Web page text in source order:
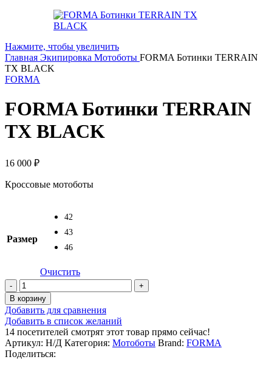
Нажмите, чтобы увеличить
Главная Экипировка Мотоботы FORMA Ботинки TERRAIN
TX BLACK
FORMA
FORMA Ботинки TERRAIN
TX BLACK
16 000 ₽
Кроссовые мотоботы
Размер
42
43
46
Очистить
Количество
товара
FORMA
Ботинки
TERRAIN
TX
BLACK
В корзину
Добавить для сравнения
Добавить в список желаний
14 посетителей смотрят этот товар прямо сейчас!
Артикул: Н/Д Категория: Мотоботы Brand: FORMA
Поделиться: